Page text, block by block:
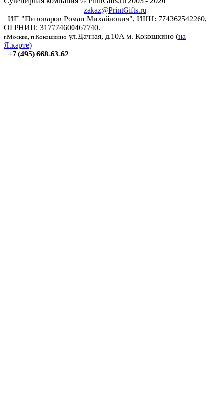
zakaz@PrintGifts.ru
ИП "Пивоваров Роман Михайлович", ИНН: 774362542260,
ОГРНИП: 317774600467740.
г.Москва, п.Кокошкино ул.Дачная, д.10А м. Кокошкино (на
Я.карте)
+7 (495) 668-63-62